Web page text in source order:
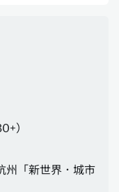
）
州「新世界．城市